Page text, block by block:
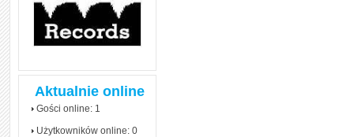
Aktualnie online
Gości online: 1
Użytkowników online: 0